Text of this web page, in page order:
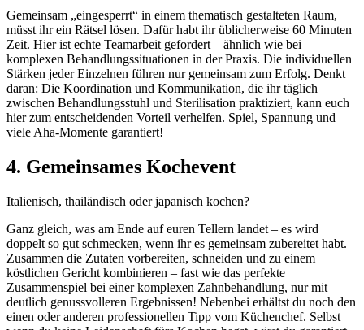
Gemeinsam „eingesperrt“ in einem thematisch gestalteten Raum,
müsst ihr ein Rätsel lösen. Dafür habt ihr üblicherweise 60 Minuten
Zeit. Hier ist echte Teamarbeit gefordert – ähnlich wie bei
komplexen Behandlungssituationen in der Praxis. Die individuellen
Stärken jeder Einzelnen führen nur gemeinsam zum Erfolg. Denkt
daran: Die Koordination und Kommunikation, die ihr täglich
zwischen Behandlungsstuhl und Sterilisation praktiziert, kann euch
hier zum entscheidenden Vorteil verhelfen. Spiel, Spannung und
viele Aha-Momente garantiert!
4. Gemeinsames Kochevent
Italienisch, thailändisch oder japanisch kochen?
Ganz gleich, was am Ende auf euren Tellern landet – es wird
doppelt so gut schmecken, wenn ihr es gemeinsam zubereitet habt.
Zusammen die Zutaten vorbereiten, schneiden und zu einem
köstlichen Gericht kombinieren – fast wie das perfekte
Zusammenspiel bei einer komplexen Zahnbehandlung, nur mit
deutlich genussvolleren Ergebnissen! Nebenbei erhältst du noch den
einen oder anderen professionellen Tipp vom Küchenchef. Selbst